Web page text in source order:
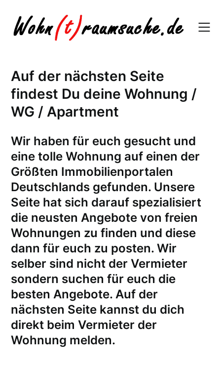
content
Auf der nächsten Seite
findest Du deine Wohnung /
WG / Apartment
Wir haben für euch gesucht und
eine tolle Wohnung auf einen der
Größten Immobilienportalen
Deutschlands gefunden. Unsere
Seite hat sich darauf spezialisiert
die neusten Angebote von freien
Wohnungen zu finden und diese
dann für euch zu posten. Wir
selber sind nicht der Vermieter
sondern suchen für euch die
besten Angebote. Auf der
nächsten Seite kannst du dich
direkt beim Vermieter der
Wohnung melden.